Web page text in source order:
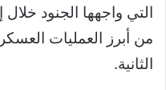
التي واجهها الجنود خلال
من أبرز العمليات
الثانية.